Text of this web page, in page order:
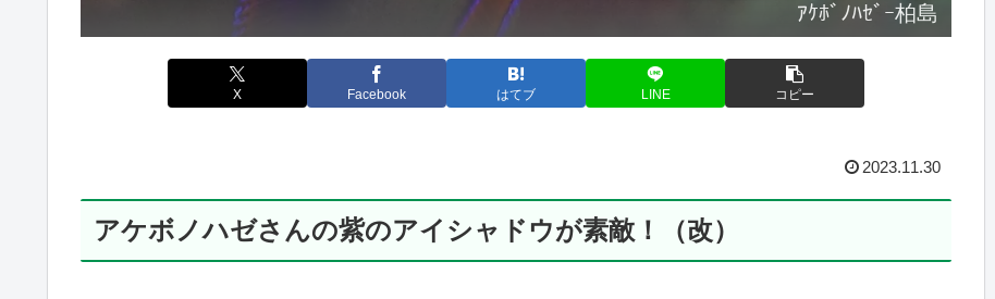
ｱｹﾎﾞﾉﾊｾﾞｰ柏島
X Facebook はてブ LINE コピー
2023.11.30
アケボノハゼさんの紫のアイシャドウが素敵！（改）